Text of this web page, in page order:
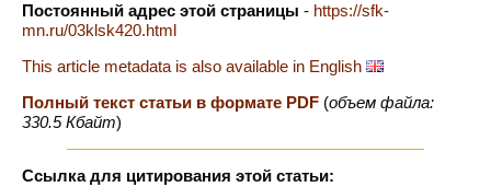
Постоянный адрес этой страницы - https://sfk-
mn.ru/03klsk420.html
This article metadata is also available in English
Полный текст статьи в формате PDF (объем файла:
330.5 Кбайт)
Ссылка для цитирования этой статьи: